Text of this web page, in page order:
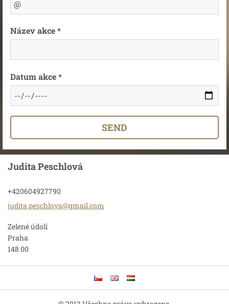
Název akce *
Datum akce *
Judita Peschlová
+420604927790
judita.peschlova@gmail.com
Zelené údolí
Praha
148 00